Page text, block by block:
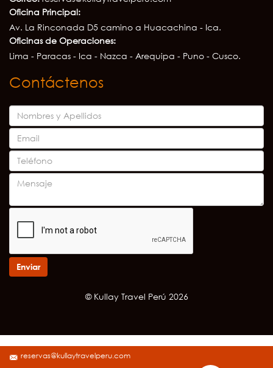
reservas@kullaytravelperu.com
Oficina Principal:
Av. La Rinconada D5 camino a Huacachina - Ica.
Oficinas de Operaciones:
Lima - Paracas - Ica - Nazca - Arequipa - Puno - Cusco.
Contáctenos
Enviar
© Kullay Travel Perú 2026